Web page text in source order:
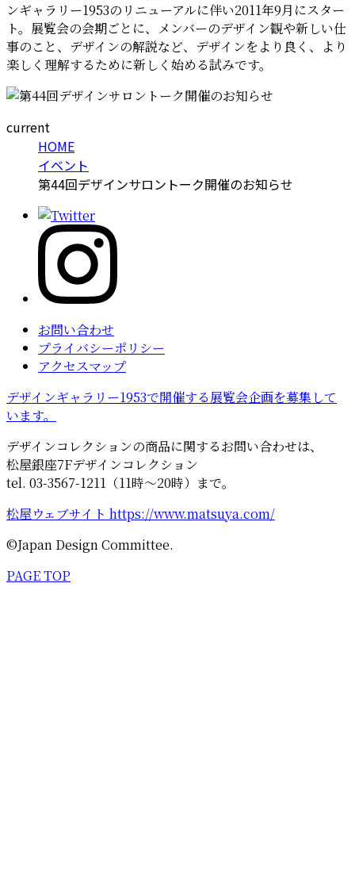
ンギャラリー1953のリニューアルに伴い2011年9月にスター
ト。展覧会の会期ごとに、メンバーのデザイン観や新しい仕
事のこと、デザインの解説など、デザインをより良く、より
楽しく理解するために新しく始める試みです。
current
HOME
イベント
第44回デザインサロントーク開催のお知らせ
お問い合わせ
プライバシーポリシー
アクセスマップ
デザインギャラリー1953で開催する展覧会企画を募集して
います。
デザインコレクションの商品に関するお問い合わせは、
松屋銀座7Fデザインコレクション
tel. 03-3567-1211（11時～20時）まで。
松屋ウェブサイト https://www.matsuya.com/
©Japan Design Committee.
PAGE TOP